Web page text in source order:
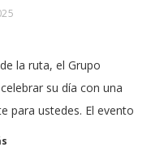
la ruta, el Grupo
su día con una
para ustedes. El evento